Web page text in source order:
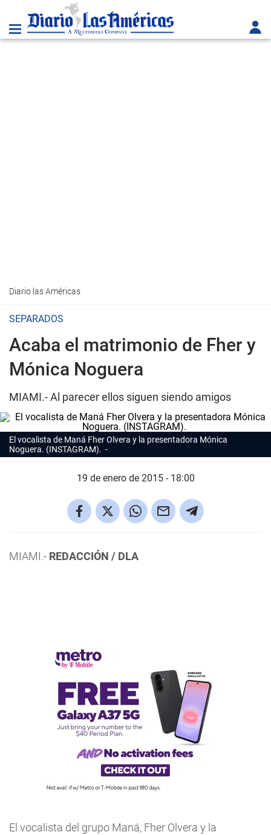
Diario las Américas
SEPARADOS
Acaba el matrimonio de Fher y
Mónica Noguera
MIAMI.- Al parecer ellos siguen siendo amigos
El vocalista de Maná Fher Olvera y la presentadora Mónica
Noguera. (INSTAGRAM).
19 de enero de 2015 - 18:00
MIAMI.- REDACCIÓN / DLA
El vocalista del grupo Maná, Fher Olvera y la